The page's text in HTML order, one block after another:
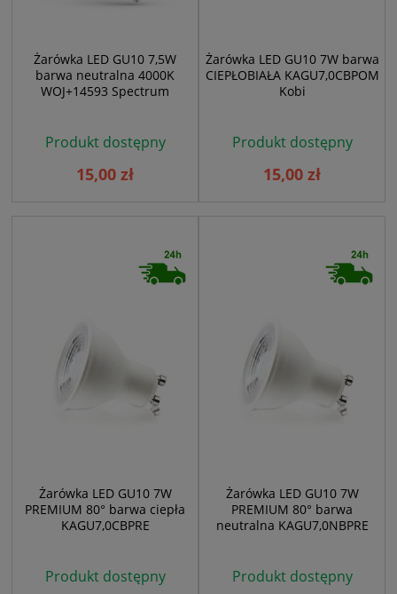
Żarówka LED GU10 7,5W
barwa neutralna 4000K
WOJ+14593 Spectrum
Produkt dostępny
15,00 zł
Żarówka LED GU10 7W barwa
CIEPŁOBIAŁA KAGU7,0CBPOM
Kobi
Produkt dostępny
15,00 zł
Żarówka LED GU10 7W
PREMIUM 80° barwa ciepła
KAGU7,0CBPRE
Produkt dostępny
Żarówka LED GU10 7W
PREMIUM 80° barwa
neutralna KAGU7,0NBPRE
Produkt dostępny